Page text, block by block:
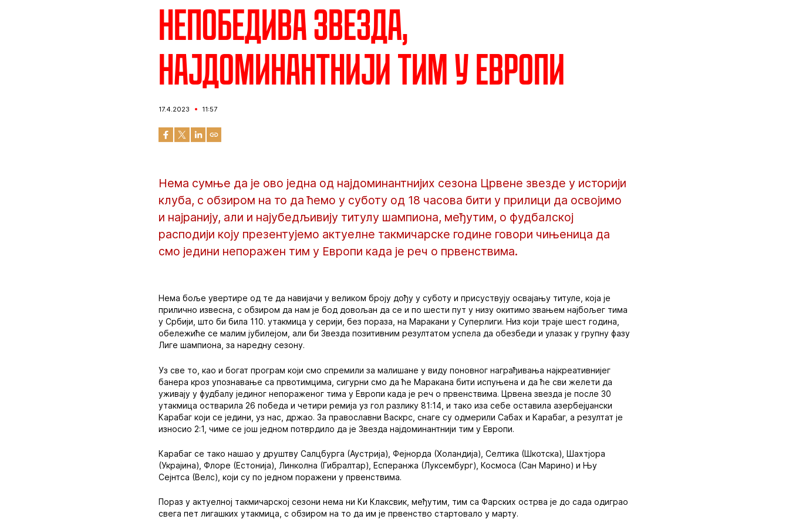
Непобедива Звезда,
најдоминантнији тим у Европи
17.4.2023 11:57
Нема сумње да је ово једна од најдоминантнијих сезона Црвене звезде у историји
клуба, с обзиром на то да ћемо у суботу од 18 часова бити у прилици да освојимо
и најранију, али и најубедљивију титулу шампиона, међутим, о фудбалској
расподији коју презентујемо актуелне такмичарске године говори чињеница да
смо једини непоражен тим у Европи када је реч о првенствима.
Нема боље увертире од те да навијачи у великом броју дођу у суботу и присуствују освајању титуле, која је
прилично извесна, с обзиром да нам је бод довољан да се и по шести пут у низу окитимо звањем најбољег тима
у Србији, што би била 110. утакмица у серији, без пораза, на Маракани у Суперлиги. Низ који траје шест година,
обележиће се малим јубилејом, али би Звезда позитивним резултатом успела да обезбеди и улазак у групну фазу
Лиге шампиона, за наредну сезону.
Уз све то, као и богат програм који смо спремили за малишане у виду поновног награђивања најкреативнијег
банера кроз упознавање са првотимцима, сигурни смо да ће Маракана бити испуњена и да ће сви желети да
уживају у фудбалу јединог непораженог тима у Европи када је реч о првенствима. Црвена звезда је после 30
утакмица остварила 26 победа и четири ремија уз гол разлику 81:14, и тако иза себе оставила азербејџански
Карабаг који се једини, уз нас, држао. За православни Васкрс, снаге су одмерили Сабах и Карабаг, а резултат је
износио 2:1, чиме се још једном потврдило да је Звезда најдоминантнији тим у Европи.
Карабаг се тако нашао у друштву Салцбурга (Аустрија), Фејнорда (Холандија), Селтика (Шкотска), Шахтјора
(Украјина), Флоре (Естонија), Линколна (Гибралтар), Есперанжа (Луксембург), Космоса (Сан Марино) и Њу
Сејнтса (Велс), који су по једном поражени у првенствима.
Пораз у актуелној такмичарској сезони нема ни Ки Клаксвик, међутим, тим са Фарских острва је до сада одиграо
свега пет лигашких утакмица, с обзиром на то да им је првенство стартовало у марту.